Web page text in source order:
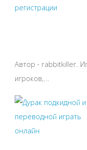
Автор - rabbitkiller.
игроков,...